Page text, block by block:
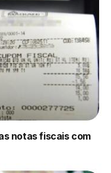
notas fiscais com